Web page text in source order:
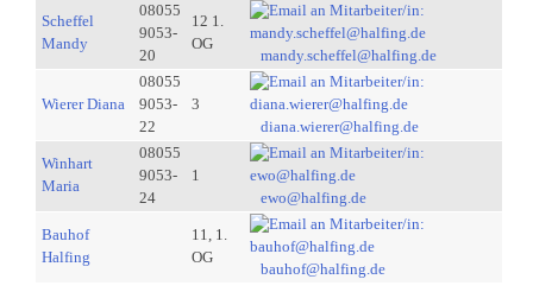
Scheffel
Mandy
08055
9053-
20
12 1.
OG
mandy.scheffel@halfing.de
Wierer Diana
08055
9053-
22
3
diana.wierer@halfing.de
Winhart
Maria
08055
9053-
24
1
ewo@halfing.de
Bauhof
Halfing
11, 1.
OG
bauhof@halfing.de